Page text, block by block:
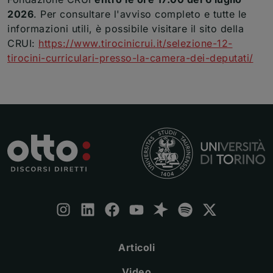
2026. Per consultare l'avviso completo e tutte le
informazioni utili, è possibile visitare il sito della
CRUI: https://www.tirocinicrui.it/selezione-12-
tirocini-curriculari-presso-la-camera-dei-deputati/
Articoli